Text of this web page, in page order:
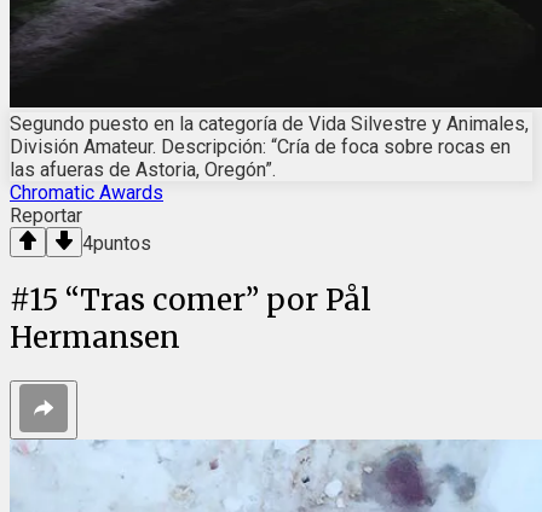
Segundo puesto en la categoría de Vida Silvestre y Animales,
División Amateur. Descripción: “Cría de foca sobre rocas en
las afueras de Astoria, Oregón”.
Chromatic Awards
Reportar
4puntos
#15 “Tras comer” por Pål
Hermansen